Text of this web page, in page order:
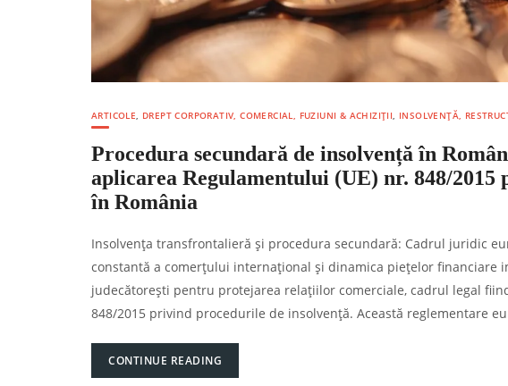
ARTICOLE DREPT CORPORATIV, COMERCIAL, FUZIUNI & ACHIZIȚII INSOLVENȚĂ,
Procedura secundară de insolvență în
aplicarea Regulamentului (UE) nr. 848/2015
în România
Insolvența transfrontalieră și procedura secundară: Cadrul juridic
constantă a comerțului internațional și dinamica piețelor financiare
judecătorești pentru protejarea relațiilor comerciale, cadrul legal
848/2015 privind procedurile de insolvență. Această reglementare
CONTINUE READING